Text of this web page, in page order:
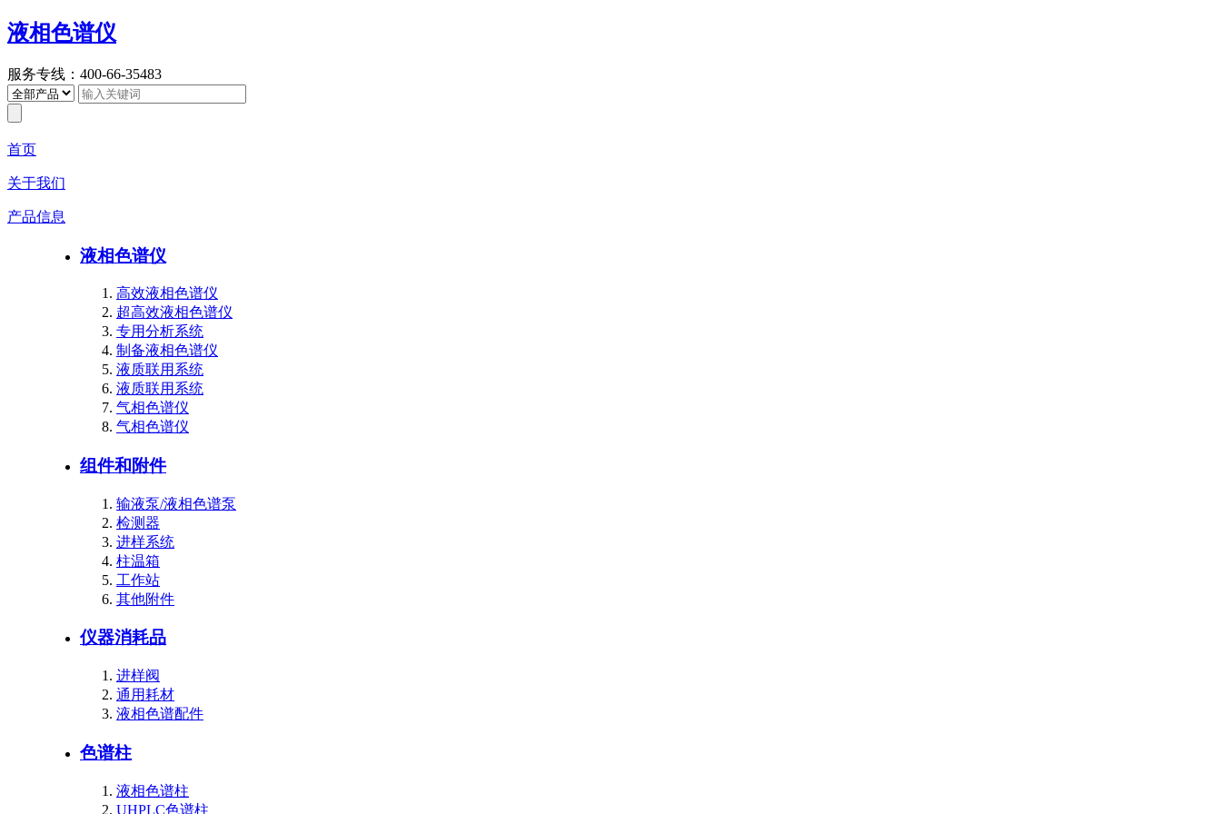
液相色谱仪
服务专线：400-66-35483
首页
关于我们
产品信息
液相色谱仪
高效液相色谱仪
超高效液相色谱仪
专用分析系统
制备液相色谱仪
液质联用系统
液质联用系统
气相色谱仪
气相色谱仪
组件和附件
输液泵/液相色谱泵
检测器
进样系统
柱温箱
工作站
其他附件
仪器消耗品
进样阀
通用耗材
液相色谱配件
色谱柱
液相色谱柱
UHPLC色谱柱